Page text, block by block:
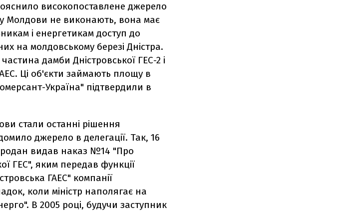
високопоставлене джерело
Молдови не виконають, вона має
і енергетикам доступ до
на молдовському березі Дністра.
дамби Дністровської ГЕС-2 і
Ці об'єкти займають площу в
Україна" підтвердили в
стали останні рішення
джерело в делегації. Так, 16
видав наказ №14 "Про
ГЕС", яким передав функції
ГАЕС" компанії
коли міністр наполягає на
В 2005 році, будучи заступник